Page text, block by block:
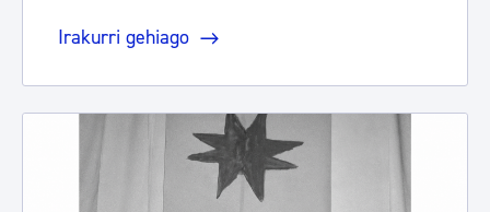
Irakurri gehiago